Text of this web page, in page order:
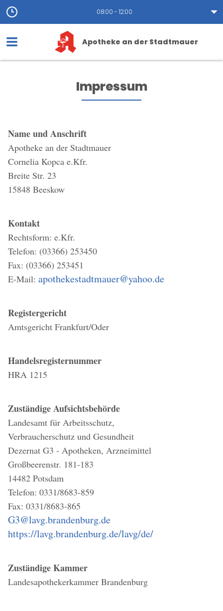
08:00 - 12:00
Apotheke an der Stadtmauer
Impressum
Name und Anschrift
Apotheke an der Stadtmauer
Cornelia Kopca e.Kfr.
Breite Str. 23
15848 Beeskow
Kontakt
Rechtsform: e.Kfr.
Telefon: (03366) 253450
Fax: (03366) 253451
E-Mail: apothekestadtmauer@yahoo.de
Registergericht
Amtsgericht Frankfurt/Oder
Handelsregisternummer
HRA 1215
Zuständige Aufsichtsbehörde
Landesamt für Arbeitsschutz,
Verbraucherschutz und Gesundheit
Dezernat G3 - Apotheken, Arzneimittel
Großbeerenstr. 181-183
14482 Potsdam
Telefon: 0331/8683-859
Fax: 0331/8683-865
G3@lavg.brandenburg.de
https://lavg.brandenburg.de/lavg/de/
Zuständige Kammer
Landesapothekerkammer Brandenburg